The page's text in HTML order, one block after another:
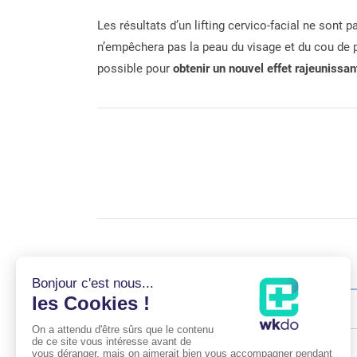
Les résultats d’un lifting cervico-facial ne sont
n’empêchera pas la peau du visage et du cou
possible pour obtenir un nouvel effet
Hôpital privé Paul d’Egine (94)
4 Avenue Marx Dormoy